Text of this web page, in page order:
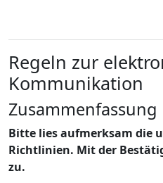
Regeln zur
Kommunikation
Zusammenfassung
Bitte lies aufmerksam die
Richtlinien. Mit der
zu.